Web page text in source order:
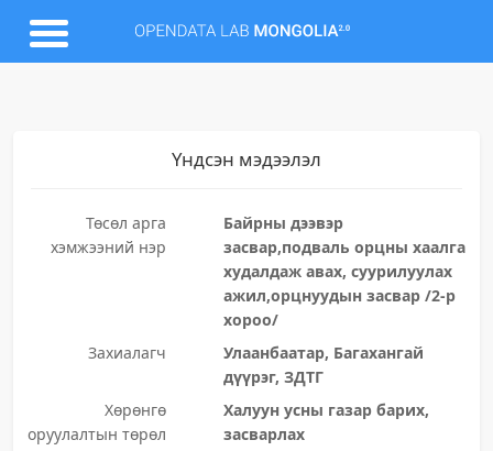
Үндсэн мэдээлэл
Төсөл арга
хэмжээний нэр
Байрны дээвэр
засвар,подваль орцны хаалга
худалдаж авах, суурилуулах
ажил,орцнуудын засвар /2-р
хороо/
Захиалагч
Улаанбаатар, Багахангай
дүүрэг, ЗДТГ
Хөрөнгө
оруулалтын төрөл
Халуун усны газар барих,
засварлах